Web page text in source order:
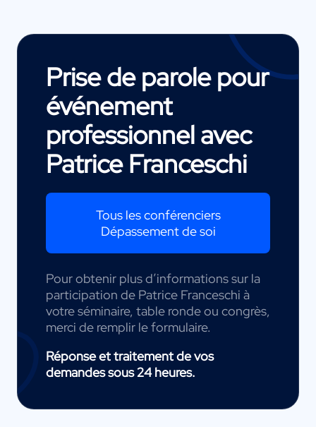
Prise de parole pour
événement
professionnel avec
Patrice Franceschi
Tous les conférenciers
Dépassement de soi
Pour obtenir plus d’informations sur la
participation de Patrice Franceschi à
votre séminaire, table ronde ou congrès,
merci de remplir le formulaire.
Réponse et traitement de vos
demandes sous 24 heures.